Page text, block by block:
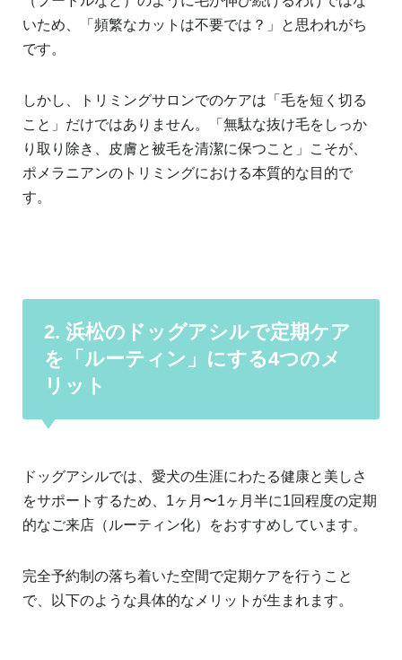
いため、「頻繁なカットは不要では？」と思われがち
です。
しかし、トリミングサロンでのケアは「毛を短く切る
こと」だけではありません。「無駄な抜け毛をしっか
り取り除き、皮膚と被毛を清潔に保つこと」こそが、
ポメラニアンのトリミングにおける本質的な目的で
す。
2. 浜松のドッグアシルで定期ケア
を「ルーティン」にする4つのメ
リット
ドッグアシルでは、愛犬の生涯にわたる健康と美しさ
をサポートするため、1ヶ月〜1ヶ月半に1回程度の定期
的なご来店（ルーティン化）をおすすめしています。
完全予約制の落ち着いた空間で定期ケアを行うこと
で、以下のような具体的なメリットが生まれます。